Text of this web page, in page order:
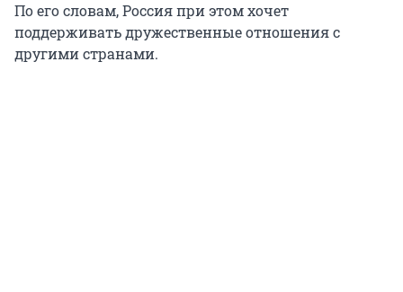
По его словам, Россия при этом хочет
поддерживать дружественные отношения с
другими странами.